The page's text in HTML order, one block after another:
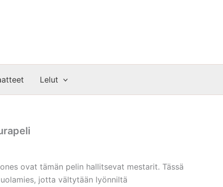
Lelut
ovat tämän pelin hallitsevat mestarit. Tässä
jotta vältytään lyönniltä